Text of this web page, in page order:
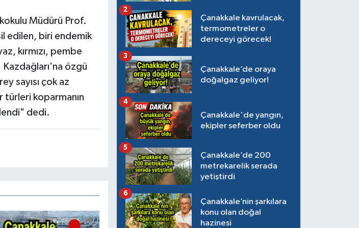
Müdürü Prof.
edilen, biri endemik
kırmızı, pembe
özgü
sayısı çok az
türleri koparmanın
dedi.
Çanakkale kavrulacak,
termometreler o
dereceyi görecek!
2
Çanakkale’de oraya
doğalgaz geliyor!
3
Çanakkale'de yangın,
ekipler seferber oldu
4
Çanakkale’de 200
metrekarelik serada
yetiştirdi
5
Çanakkale’nin şarkılara
konu olan doğal
hazinesi
6